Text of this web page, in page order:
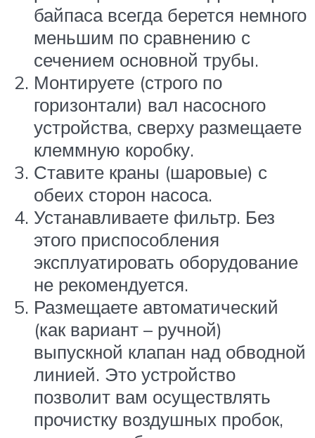
байпаса всегда берется немного
меньшим по сравнению с
сечением основной трубы.
Монтируете (строго по
горизонтали) вал насосного
устройства, сверху размещаете
клеммную коробку.
Ставите краны (шаровые) с
обеих сторон насоса.
Устанавливаете фильтр. Без
этого приспособления
эксплуатировать оборудование
не рекомендуется.
Размещаете автоматический
(как вариант – ручной)
выпускной клапан над обводной
линией. Это устройство
позволит вам осуществлять
прочистку воздушных пробок,